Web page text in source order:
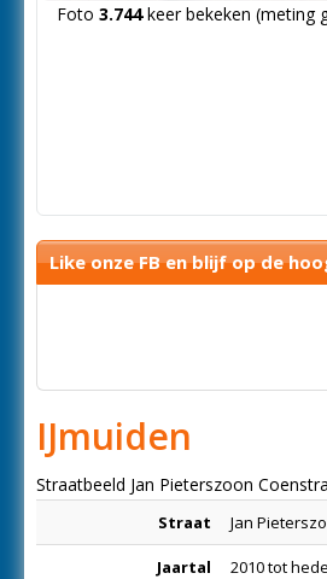
Foto 3.744keer bekeken (meting
Like onze FB en blijf op de
IJmuiden
Straatbeeld Jan Pieterszoon
Straat Jan
Jaartal 2010 tot